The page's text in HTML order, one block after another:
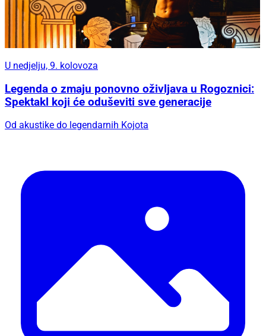
U nedjelju, 9. kolovoza
Legenda o zmaju ponovno oživljava u Rogoznici:
Spektakl koji će oduševiti sve generacije
Od akustike do legendarnih Kojota